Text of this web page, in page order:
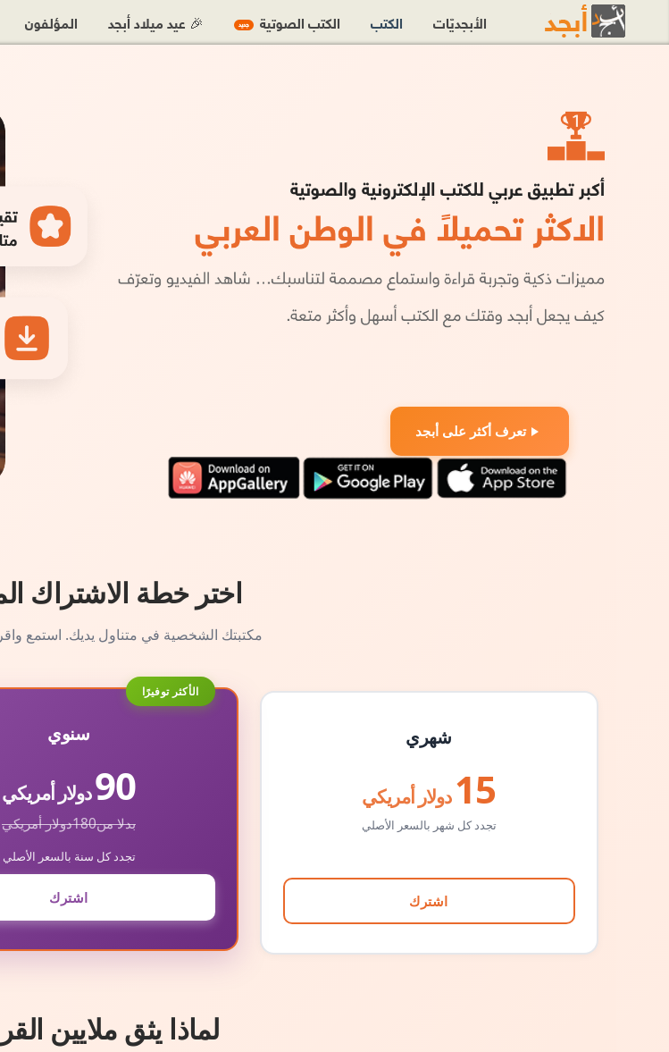
تعرف أكثر على أبجد
اختر خطة الاشتراك
مكتبتك الشخصية في متناول يديك. استمع
شهري
15 دولار أمريكي
تجدد كل شهر بالسعر الأصلي
اشترك
الأكثر توفيرًا
سنوي
90دولار أمريكي
بدلا من180دولار أمريكي
تجدد كل سنة بالسعر الأصلي
اشترك
لماذا يثق ملايين
الأبجديّات الكتب الكتب الصوتية جديد 🎉 عيد ميلاد أبجد المؤلفون